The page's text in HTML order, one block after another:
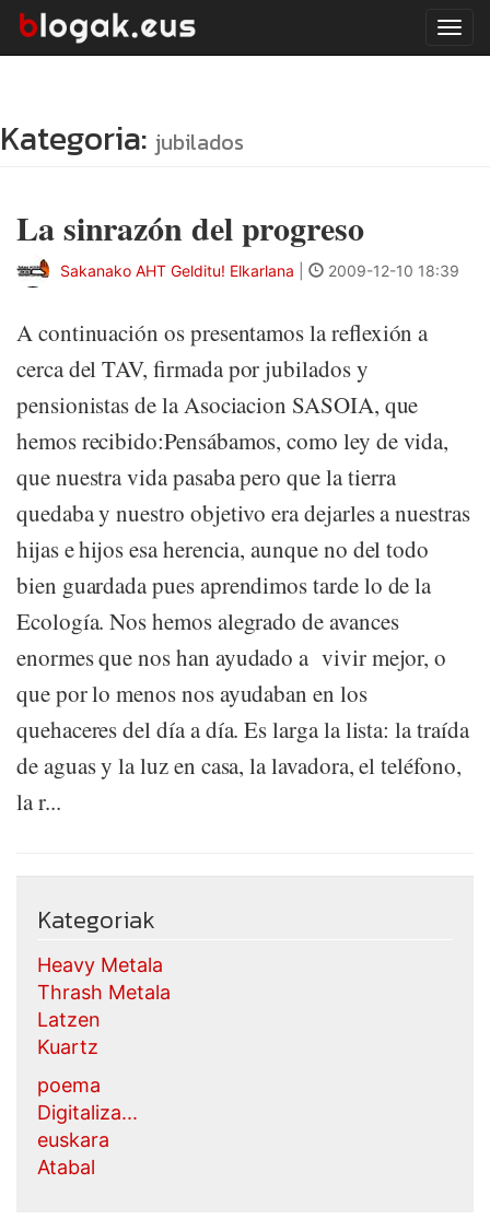
Kategoria: jubilados
La sinrazón del progreso
Sakanako AHT Gelditu! Elkarlana 2009-12-10 18:39
A continuación os presentamos la reflexión a
cerca del TAV, firmada por jubilados y
pensionistas de la Asociacion SASOIA, que
hemos recibido:Pensábamos, como ley de vida,
que nuestra vida pasaba pero que la tierra
quedaba y nuestro objetivo era dejarles a nuestras
hijas e hijos esa herencia, aunque no del todo
bien guardada pues aprendimos tarde lo de la
Ecología. Nos hemos alegrado de avances
enormes que nos han ayudado a vivir mejor, o
que por lo menos nos ayudaban en los
quehaceres del día a día. Es larga la lista: la traída
de aguas y la luz en casa, la lavadora, el teléfono,
la r...
Kategoriak
Heavy Metala
Thrash Metala
Latzen
Kuartz
poema
Digitaliza...
euskara
Atabal